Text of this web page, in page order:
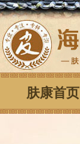
肤康首页